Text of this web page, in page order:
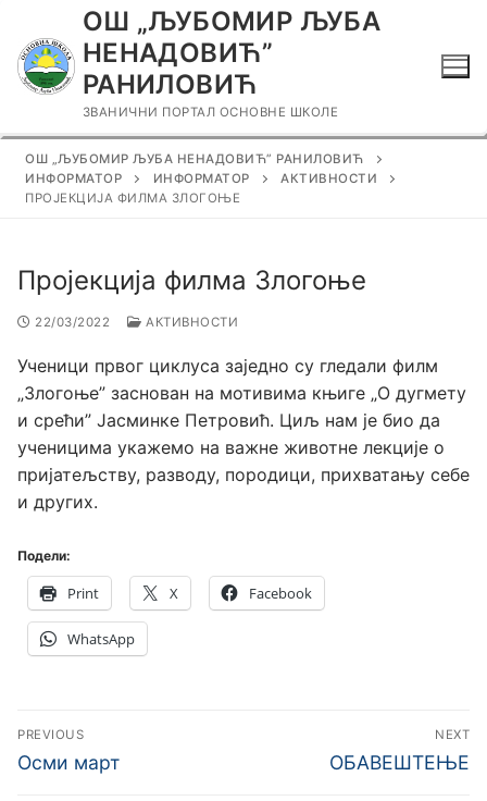
садржаја
ОШ „ЉУБОМИР ЉУБА
НЕНАДОВИЋ”
РАНИЛОВИЋ
ЗВАНИЧНИ ПОРТАЛ ОСНОВНЕ ШКОЛЕ
ОШ „ЉУБОМИР ЉУБА НЕНАДОВИЋ” РАНИЛОВИЋ
ИНФОРМАТОР
ИНФОРМАТОР
АКТИВНОСТИ
ПРОЈЕКЦИЈА ФИЛМА ЗЛОГОЊЕ
Пројекција филма Злогоње
22/03/2022 АКТИВНОСТИ
Ученици првог циклуса заједно су гледали филм
„Злогоње” заснован на мотивима књиге „О дугмету
и срећи” Јасминке Петровић. Циљ нам је био да
ученицима укажемо на важне животне лекције о
пријатељству, разводу, породици, прихватању себе
и других.
Подели:
Print X Facebook
WhatsApp
Кретање
чланка
PREVIOUS
Previous
Осми март
NEXT
Next
ОБАВЕШТЕЊЕ